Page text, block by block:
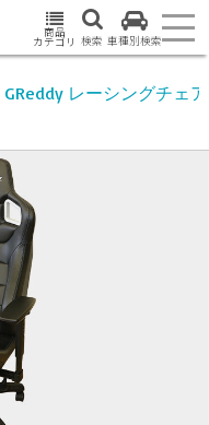
商品
カテゴリ 検索 車種別検索
GReddy レーシングチェア